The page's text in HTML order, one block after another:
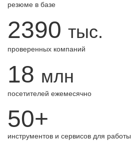
резюме в базе
2390 тыс.
проверенных компаний
18 млн
посетителей ежемесячно
50+
инструментов и сервисов для